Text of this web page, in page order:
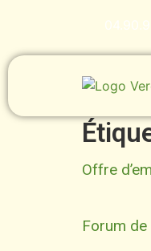
Offre
Forum de